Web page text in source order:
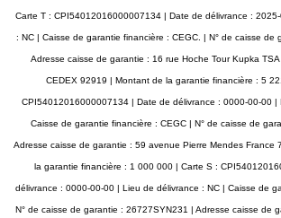
Carte T : CPI54012016000007134 | Date de délivrance :
: NC | Caisse de garantie financière : CEGC. | N° de caisse de
Adresse caisse de garantie : 16 rue Hoche Tour Kupka
CEDEX 92919 | Montant de la garantie financière : 5
CPI54012016000007134 | Date de délivrance : 0000-00-00 |
Caisse de garantie financière : CEGC | N° de caisse de
Adresse caisse de garantie : 59 avenue Pierre Mendes France
la garantie financière : 1 000 000 | Carte S :
délivrance : 0000-00-00 | Lieu de délivrance : NC | Caisse de
N° de caisse de garantie : 26727SYN231 | Adresse caisse de